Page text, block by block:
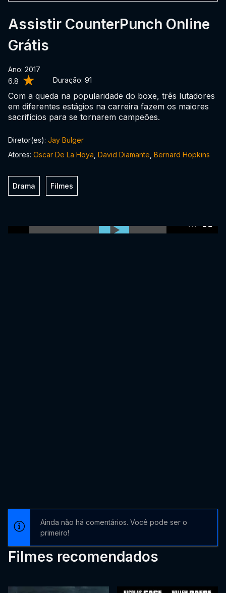
6.8 Duração: 91
Assistir CounterPunch Online
Grátis
Ano: 2017
Com a queda na popularidade do boxe, três lutadores
em diferentes estágios na carreira fazem os maiores
sacrifícios para se tornarem campeões.
Diretor(es): Jay Bulger
Atores: Oscar De La Hoya David Diamante Bernard Hopkins
Drama Filmes
Ainda não há comentários. Você pode ser o
primeiro!
Filmes recomendados